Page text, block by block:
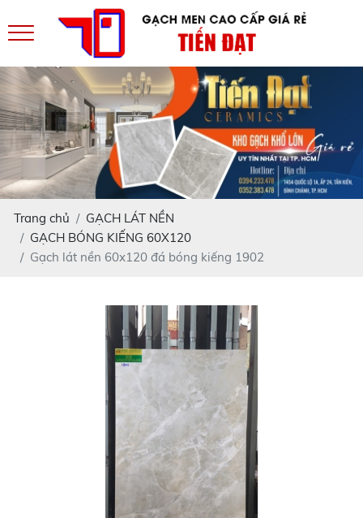
Trang chủ
GẠCH LÁT NỀN
GẠCH BÓNG KIẾNG 60X120
Gạch lát nền 60x120 đá bóng kiếng 1902